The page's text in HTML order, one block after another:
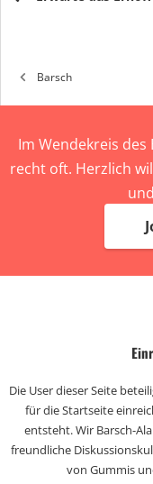
Barsch
Im Wendekreis
recht oft. Herzlich
Die User dieser Seite
für die Startseite
entsteht. Wir Barsch-
freundliche
von Gummis